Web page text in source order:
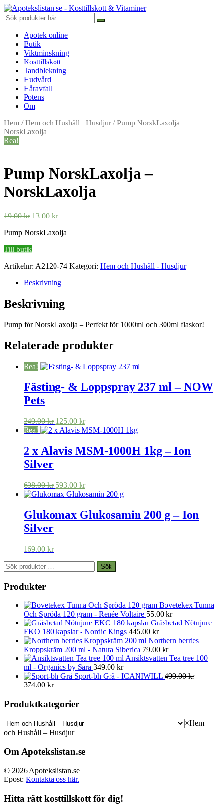
Apotek online
Butik
Viktminskning
Kosttillskott
Tandblekning
Hudvård
Håravfall
Potens
Om
Hem /Hem och Hushåll - Husdjur/ Pump NorskLaxolja –
NorskLaxolja
Rea!
Pump NorskLaxolja –
NorskLaxolja
19.00kr Det
priset
19.00 kr.
13.00 krDet
priset
Pump NorskLaxolja
Till butik
Artikelnr: A2120-74 Kategori: Hem och Hushåll - Husdjur
Beskrivning
Beskrivning
Pump för NorskLaxolja – Perfekt för 1000ml och 300ml flaskor!
Relaterade produkter
Rea!
Fästing- & Loppspray 237 ml – NOW
Pets
249.00kr Det
ursprungliga
var:
249.00 kr.
125.00 krDet
nuvarande
är:
125.00 kr.
Rea!
2 x Alavis MSM-1000H 1kg – Ion
Silver
698.00kr Det
ursprungliga
698.00 kr.
593.00 krDet
nuvarande
är:
593.00 kr.
Glukomax Glukosamin 200 g – Ion
Silver
169.00 kr
Sök
efter:
Sök
Produkter
Bovetekex Tunna
Och Spröda 120 gram - Renée Voltaire 55.00 kr
Gräsbetad Nötnjure
EKO 180 kapslar - Nordic Kings 445.00 kr
Northern berries
Kroppskräm 200 ml - Natura Siberica 79.00 kr
Ansiktsvatten Tea tree 100
ml - Organics by Sara 349.00 kr
Sport-bh Grå - ICANIWILL 499.00kr
Det
priset
499.00 kr.
374.00 krDet
priset
är:
374.00 kr.
Produktkategorier
×Hem
och Hushåll – Husdjur
Om Apotekslistan.se
© 2026 Apotekslistan.se
Epost: Kontakta oss här.
Hitta rätt kosttillskott för dig!